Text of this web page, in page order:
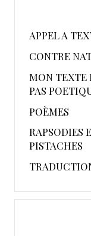
APPEL A
CONTRE
MON TEXTE
PAS
POÈMES
RAPSODIES
PISTACHES